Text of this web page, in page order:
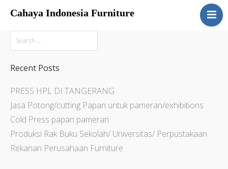
Cahaya Indonesia Furniture
Home
About
Products
Articles
Contact Us
Recent Posts
PRESS HPL DI TANGERANG
Jasa Potong/cutting Papan untuk pameran/exhibitions
Cold Press papan pameran
Produksi Rak Buku Sekolah/ Universitas/ Perpustakaan
Rekanan Perusahaan Furniture